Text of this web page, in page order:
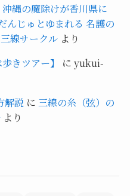
縄の魔除けが香川県に
んじゅとゆまれる 名護の
線サークルより
きツアー】
に yukui-
解説 に 三線の糸（弦）の
より